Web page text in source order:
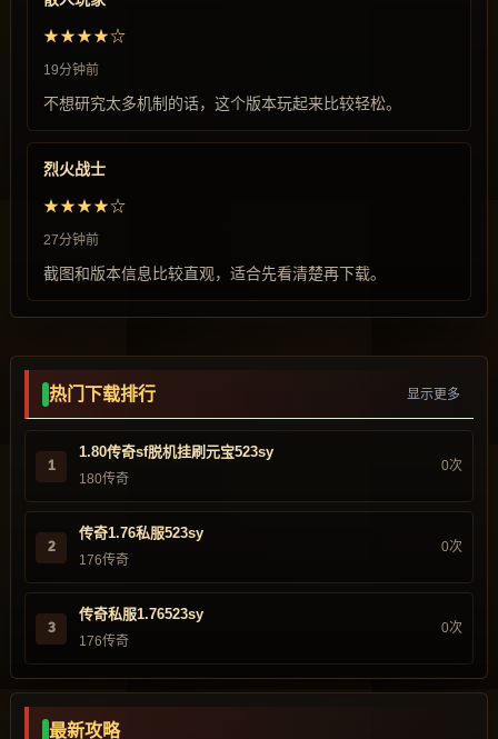
★★★★☆
19分钟前
不想研究太多机制的话，这个版本玩起来比较轻松。
烈火战士
★★★★☆
27分钟前
截图和版本信息比较直观，适合先看清楚再下载。
热门下载排行 显示更多
1
1.80传奇sf脱机挂刷元宝523sy
180传奇
0次
2
传奇1.76私服523sy
176传奇
0次
3
传奇私服1.76523sy
176传奇
0次
最新攻略